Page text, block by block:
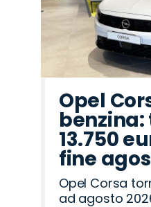
Opel
13.750
fine
Opel Corsa
ad agosto